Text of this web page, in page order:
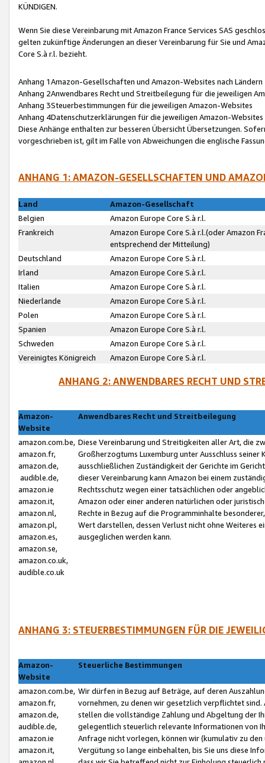
KÜNDIGEN.
Wenn Sie diese Vereinbarung mit Amazon France Services SAS
gelten zukünftige Änderungen an dieser Vereinbarung für Sie und
Core S.à r.l. bezieht.
Anhang 1Amazon-Gesellschaften und Amazon-Websites nach Ländern
Anhang 2Anwendbares Recht und Streitbeilegung für die jeweiligen
Anhang 3Steuerbestimmungen für die jeweiligen Amazon-Websites
Anhang 4Datenschutzerklärungen für die jeweiligen Amazon-Websites
Diese Anhänge enthalten zur besseren Übersicht Übersetzungen.
vorgeschrieben ist, gilt im Falle von Abweichungen die englische
ANHANG 1: AMAZON-GESELLSCHAFTEN UND
Land
Amazon-Gesellschaft
Belgien
Amazon Europe Core S.à r.l.
Frankreich
Amazon Europe Core S.à r.l.(oder Amazon
entsprechend der Mitteilung)
Deutschland
Amazon Europe Core S.à r.l.
Irland
Amazon Europe Core S.à r.l.
Italien
Amazon Europe Core S.à r.l.
Niederlande
Amazon Europe Core S.à r.l.
Polen
Amazon Europe Core S.à r.l.
Spanien
Amazon Europe Core S.à r.l.
Schweden
Amazon Europe Core S.à r.l.
Vereinigtes Königreich
Amazon Europe Core S.à r.l.
ANHANG 2: ANWENDBARES RECHT UND
Amazon-
Website
Anwendbares Recht und Streitbeilegung
amazon.com.be,
amazon.fr,
amazon.de,
audible.de,
amazon.ie
amazon.it,
amazon.nl,
amazon.pl,
amazon.es,
amazon.se,
amazon.co.uk,
audible.co.uk
Diese Vereinbarung und Streitigkeiten aller Art, die
Großherzogtums Luxemburg unter Ausschluss
ausschließlichen Zuständigkeit der Gerichte im
dieser Vereinbarung kann Amazon bei einem
Rechtsschutz wegen einer tatsächlichen oder
Amazon oder einer anderen natürlichen oder
Rechte in Bezug auf die Programminhalte
Wert darstellen, dessen Verlust nicht ohne Weiteres
ausgeglichen werden kann.
ANHANG 3: STEUERBESTIMMUNGEN FÜR DIE
Amazon-
Website
Steuerliche Bestimmungen
amazon.com.be,
amazon.fr,
amazon.de,
audible.de,
amazon.ie
amazon.it,
Wir dürfen in Bezug auf Beträge, auf deren
vornehmen, zu denen wir gesetzlich verpflichtet
stellen die vollständige Zahlung und Abgeltung der
gelegentlich steuerlich relevante Informationen von
Anfrage nicht vorlegen, können wir (kumulativ zu
Vergütung so lange einbehalten, bis Sie uns diese